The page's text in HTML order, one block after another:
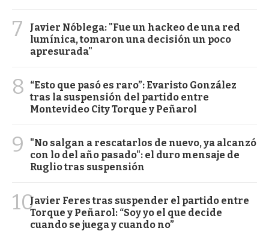
7
Javier Nóblega: "Fue un hackeo de una red
lumínica, tomaron una decisión un poco
apresurada"
8
“Esto que pasó es raro”: Evaristo González
tras la suspensión del partido entre
Montevideo City Torque y Peñarol
9
"No salgan a rescatarlos de nuevo, ya alcanzó
con lo del año pasado": el duro mensaje de
Ruglio tras suspensión
10Javier Feres tras suspender el partido entre
Torque y Peñarol: “Soy yo el que decide
cuando se juega y cuando no”